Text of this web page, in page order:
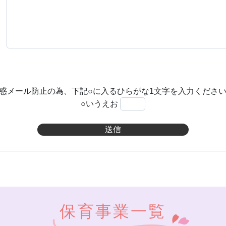
メール防止の為、下記○に入るひらがな1文字を入力くださ
○いうえお
保育事業一覧